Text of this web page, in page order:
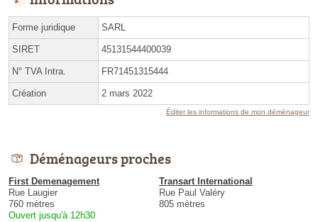
Forme juridique SARL
SIRET 45131544400039
N° TVA Intra. FR71451315444
Création 2 mars 2022
Éditer les informations de mon déménageur
Déménageurs proches
First Demenagement
Rue Laugier
760 mètres
Ouvert jusqu'à 12h30
Transart International
Rue Paul Valéry
805 mètres